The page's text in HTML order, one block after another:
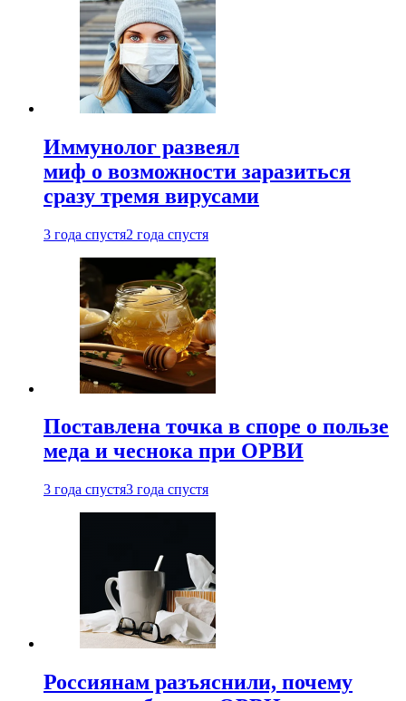
Иммунолог развеял
миф о возможности заразиться
сразу тремя вирусами
3 года спустя2 года спустя
Поставлена точка в споре о пользе
меда и чеснока при ОРВИ
3 года спустя3 года спустя
Россиянам разъяснили, почему